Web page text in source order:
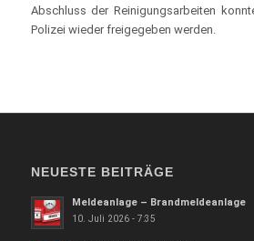
Abschluss der Reinigungsarbeiten
Polizei wieder freigegeben werden.
NEUESTE BEITRÄGE
Meldeanlage – Brandmeldeanlage
10. Juli 2026 - 7:35